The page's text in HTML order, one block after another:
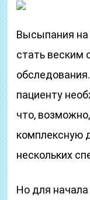
Высыпания
стать веским
пациенту
что,
комплексную
нескольких
Но для